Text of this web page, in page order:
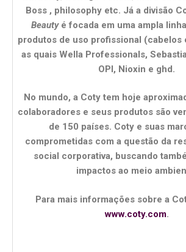
Boss , philosophy etc. Já a divisão
Beautyé focada em uma ampla
produtos de uso profissional (cabelos
as quais Wella Professionals,
OPI, Nioxin e ghd.
No mundo, a Coty tem hoje
colaboradores e seus produtos são
de 150 países. Coty e suas
comprometidas com a questão da
social corporativa, buscando
impactos ao meio
Para mais informações sobre a
www.coty.com.